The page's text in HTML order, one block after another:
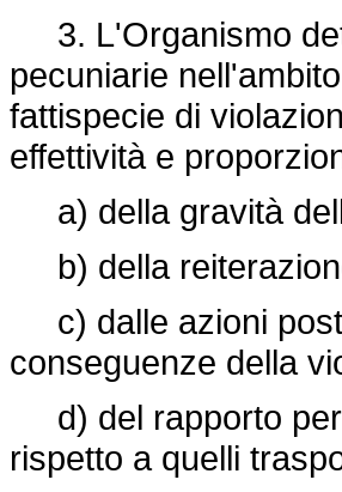
3. L'Organismo
pecuniarie
fattispecie di
effettività e
a) della gravità
b) della
c) dalle azioni
conseguenze della
d) del rapporto
rispetto a quelli